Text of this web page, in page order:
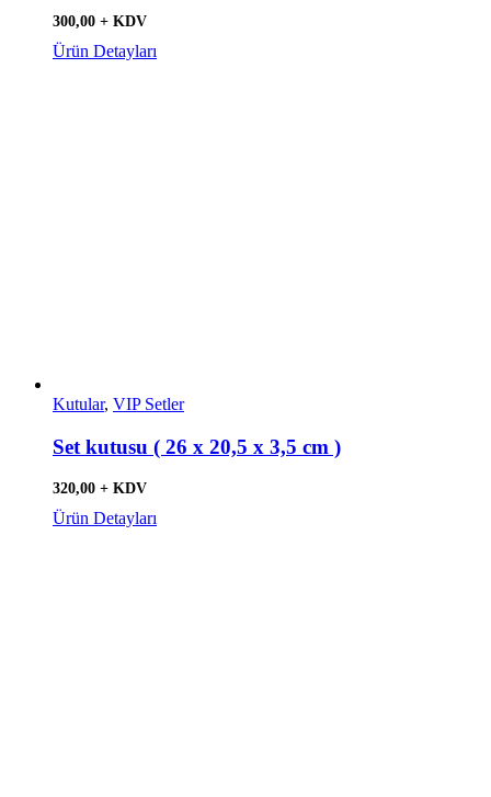
300,00 + KDV
Ürün Detayları
Kutular, VIP Setler
Set kutusu ( 26 x 20,5 x 3,5 cm )
320,00 + KDV
Ürün Detayları